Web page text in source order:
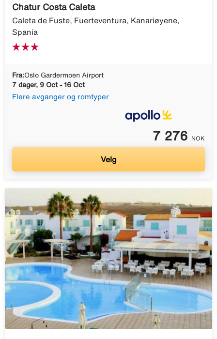
Chatur Costa Caleta
Caleta de Fuste, Fuerteventura, Kanariøyene,
Spania
Fra:Oslo Gardermoen Airport
7 dager, 9 Oct - 16 Oct
Flere avganger og romtyper
7 276 NOK
Velg